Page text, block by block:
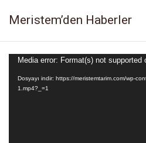
Meristem’den Haberler
Media error: Format(s) not supported
Dosyayı indir: https://meristemtarim.com/wp-
1.mp4?_=1